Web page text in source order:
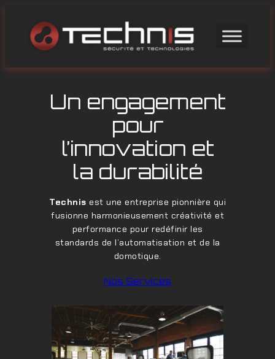
content
Un engagement
pour
l’innovation et
la durabilité
Technis est une entreprise pionnière qui
fusionne harmonieusement créativité et
performance pour redéfinir les
standards de l’automatisation et de la
domotique.
Nos Services